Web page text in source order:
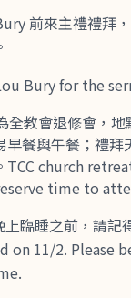
前來主禮禮拜
Bury for the
全教會退修會，
餐與午餐；禮
TCC church
time to
臨睡之前，請
on 11/2. Please